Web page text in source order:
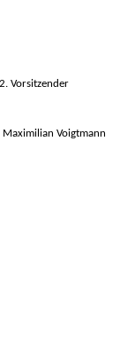
Vorsitzender
Voigtmann